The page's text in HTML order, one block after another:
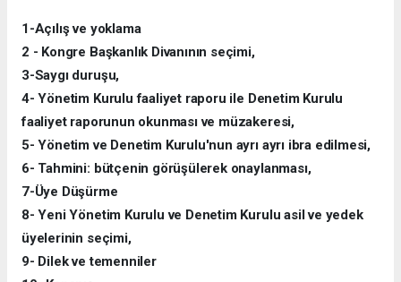
1-Açılış ve yoklama
2 - Kongre Başkanlık Divanının seçimi,
3-Saygı duruşu,
4- Yönetim Kurulu faaliyet raporu ile Denetim Kurulu
faaliyet raporunun okunması ve müzakeresi,
5- Yönetim ve Denetim Kurulu'nun ayrı ayrı ibra edilmesi,
6- Tahmini: bütçenin görüşülerek onaylanması,
7-Üye Düşürme
8- Yeni Yönetim Kurulu ve Denetim Kurulu asil ve yedek
üyelerinin seçimi,
9- Dilek ve temenniler